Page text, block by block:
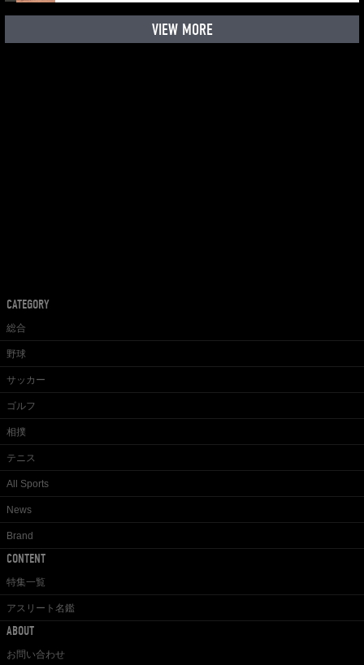
VIEW MORE
CATEGORY
総合
野球
サッカー
ゴルフ
相撲
テニス
All Sports
News
Brand
CONTENT
特集一覧
アスリート名鑑
ABOUT
お問い合わせ